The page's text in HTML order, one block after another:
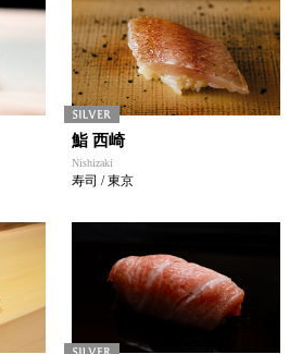
鮨 西崎
Nishizaki
寿司 / 東京